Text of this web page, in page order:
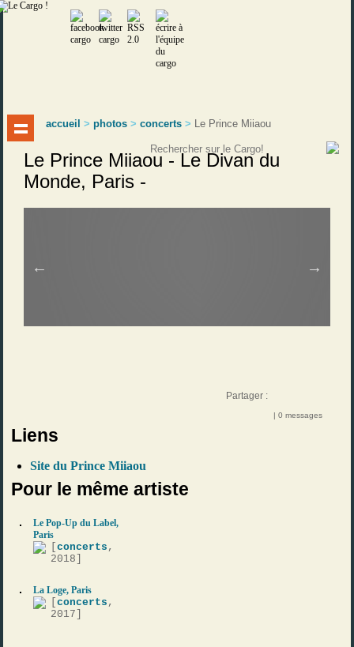
accueil >photos >concerts > Le Prince Miiaou
Le Prince Miiaou - Le Divan du
Monde, Paris -
Partager :
| 0 messages
Liens
Site du Prince Miiaou
Pour le même artiste
Le Pop-Up du Label,
Paris
[concerts ,
2018]
La Loge, Paris
[concerts ,
2017]